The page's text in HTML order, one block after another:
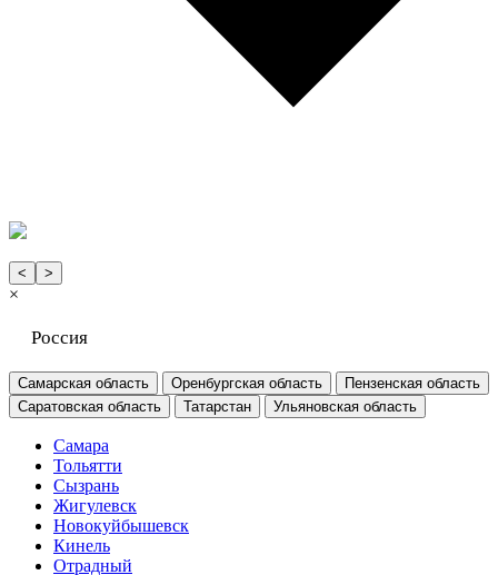
< >
×
Россия
Самарская область Оренбургская область
Пензенская область
Саратовская область
Татарстан Ульяновская область
Самара
Тольятти
Сызрань
Жигулевск
Новокуйбышевск
Кинель
Отрадный